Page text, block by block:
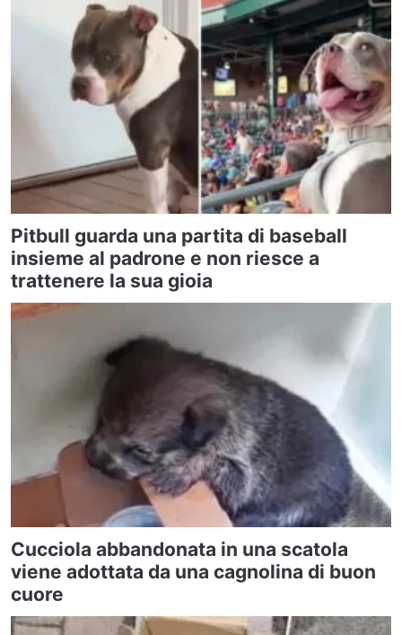
Pitbull guarda una partita di baseball
insieme al padrone e non riesce a
trattenere la sua gioia
Cucciola abbandonata in una scatola
viene adottata da una cagnolina di buon
cuore